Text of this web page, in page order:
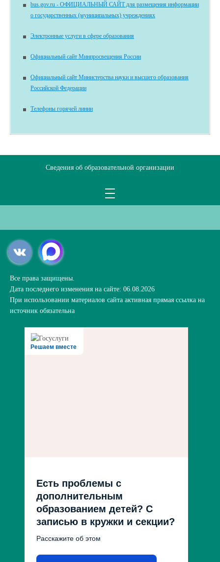
bus.gov.ru - ОФИЦИАЛЬНЫЙ САЙТ для размещения информации
о государственных (муниципальных) учреждениях
Электронные услуги в сфере образования
Официальный сайт Минпросвещения России
Официальный сайт Министерства науки и высшего образования
Российской Федерации
Телефоны горячей линии
Сведения об образовательной организации
Все права защищены.
Дата последнего изменения на сайте: 06.08.2026
При использовании материалов сайта активная прямая ссылка на
источник обязательна
Решаем вместе
Есть проблемы с
дополнительным
образованием детей? С
записью в кружки и секции?
Расскажите об этом